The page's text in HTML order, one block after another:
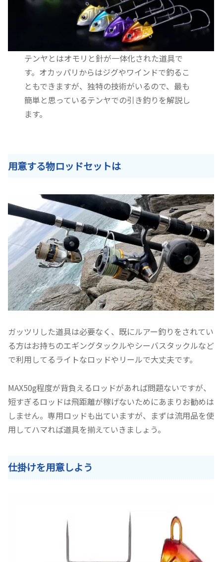
テンヤとはオモリと針が一体化された道具で
す。オカッパリからはジグやワインドで釣るこ
ともできますが、独特の技術がいるので、最も
簡単と思っているテンヤでの引き釣りを解説し
ます。
用意する物ロッドセットは
ガッツリした道具は必要なく、既にルアー釣りをされてい
る方はお持ちのエギングタックルやシーバスタックルなど
で利用してるライトなロッドやリールで大丈夫です。
MAX50g程度が背負えるロッドがあれば問題ないですが、
短すぎるロッドは飛距離が稼げないためにあまりお勧めは
しません。専用ロッドも出ていますが、まずは流用品を使
用してハマれば道具を揃えていきましょう。
仕掛けを用意しよう